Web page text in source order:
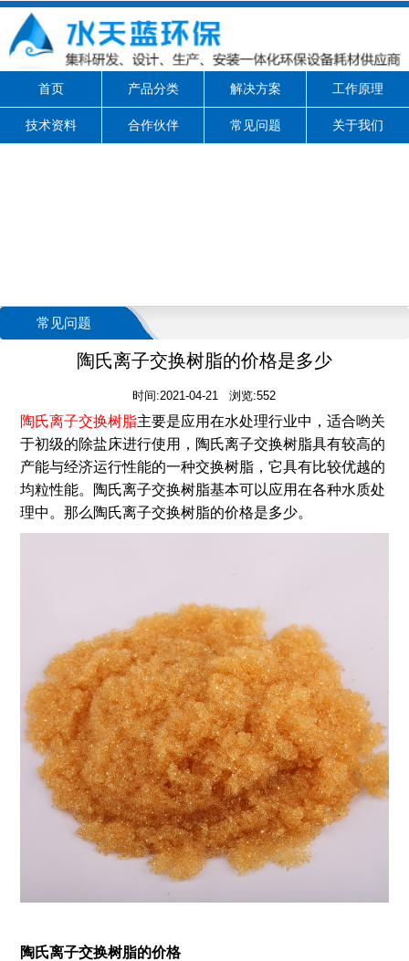
首页 产品分类 解决方案 工作原理
技术资料 合作伙伴 常见问题 关于我们
常见问题
陶氏离子交换树脂的价格是多少
时间:2021-04-21 浏览:552
陶氏离子交换树脂主要是应用在水处理行业中，适合哟关
于初级的除盐床进行使用，陶氏离子交换树脂具有较高的
产能与经济运行性能的一种交换树脂，它具有比较优越的
均粒性能。陶氏离子交换树脂基本可以应用在各种水质处
理中。那么陶氏离子交换树脂的价格是多少。
陶氏离子交换树脂的价格